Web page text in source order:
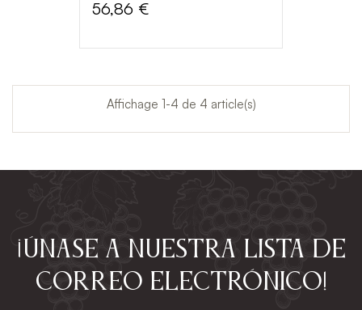
56,86 €
Affichage 1-4 de 4 article(s)
¡Únase a nuestra lista de
correo electrónico!